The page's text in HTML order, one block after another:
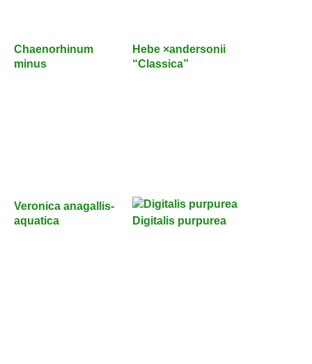
Chaenorhinum
minus
Hebe ×andersonii
“Classica”
Veronica anagallis-
aquatica
Digitalis purpurea